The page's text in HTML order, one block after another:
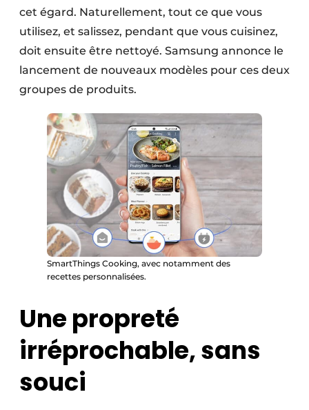
cet égard. Naturellement, tout ce que vous
utilisez, et salissez, pendant que vous cuisinez,
doit ensuite être nettoyé. Samsung annonce le
lancement de nouveaux modèles pour ces deux
groupes de produits.
SmartThings Cooking, avec notamment des
recettes personnalisées.
Une propreté
irréprochable, sans
souci